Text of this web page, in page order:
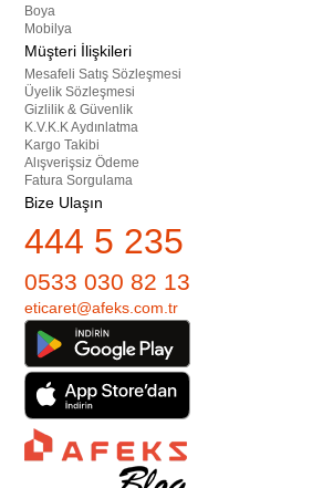
Boya
Mobilya
Müşteri İlişkileri
Mesafeli Satış Sözleşmesi
Üyelik Sözleşmesi
Gizlilik & Güvenlik
K.V.K.K Aydınlatma
Kargo Takibi
Alışverişsiz Ödeme
Fatura Sorgulama
Bize Ulaşın
444 5 235
0533 030 82 13
eticaret@afeks.com.tr